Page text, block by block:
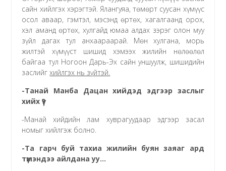
сайн хийлгэх хэрэгтэй. Ялангуяа, төмөрт суусан хүмүүс
осол аваар, гэмтэл, мэсэнд өртөх, хагалгаанд орох,
хэл аманд өртөх, хулгайд юмаа алдах зэрэг олон муу
зүйл дагах тул анхаараарай. Мөн хулгана, морь
жилтэй хүмүүст шишид хэмээх жилийн нөлөөлөл
байгаа тул Ногоон Дарь-Эх сайн уншуулж, шишидийн
заслийгхийлгэх нь зүйтэй.
-Танай Манба Дацан хийдэд эдгээр заслыг
хийх үү?
-Манай хийдийн лам хуврагуудаар эдгээр засал
номыг хийлгэж болно.
-Та гарч буй тахиа жилийн буян заяаг ард
түмэндээ айлдана уу…